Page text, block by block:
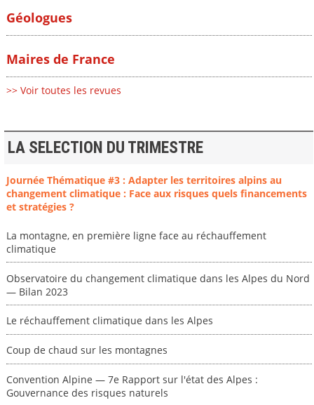
Géologues
Maires de France
>> Voir toutes les revues
LA SELECTION DU TRIMESTRE
Journée Thématique #3 : Adapter les territoires alpins au
changement climatique : Face aux risques quels financements
et stratégies ?
La montagne, en première ligne face au réchauffement
climatique
Observatoire du changement climatique dans les Alpes du Nord
— Bilan 2023
Le réchauffement climatique dans les Alpes
Coup de chaud sur les montagnes
Convention Alpine — 7e Rapport sur l'état des Alpes :
Gouvernance des risques naturels